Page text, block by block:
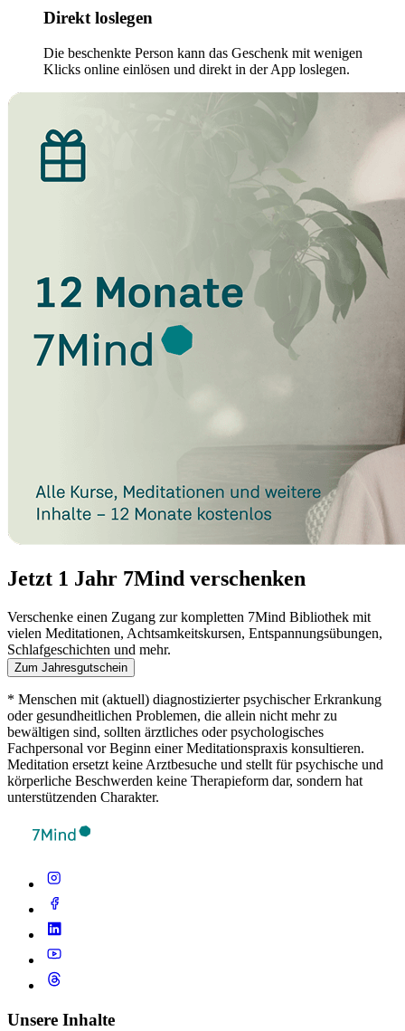
Direkt loslegen
Die beschenkte Person kann das Geschenk mit wenigen
Klicks online einlösen und direkt in der App loslegen.
Jetzt 1 Jahr 7Mind verschenken
Verschenke einen Zugang zur kompletten 7Mind Bibliothek mit
vielen Meditationen, Achtsamkeitskursen, Entspannungsübungen,
Schlafgeschichten und mehr.
Zum Jahresgutschein
* Menschen mit (aktuell) diagnostizierter psychischer Erkrankung
oder gesundheitlichen Problemen, die allein nicht mehr zu
bewältigen sind, sollten ärztliches oder psychologisches
Fachpersonal vor Beginn einer Meditationspraxis konsultieren.
Meditation ersetzt keine Arztbesuche und stellt für psychische und
körperliche Beschwerden keine Therapieform dar, sondern hat
unterstützenden Charakter.
Unsere Inhalte